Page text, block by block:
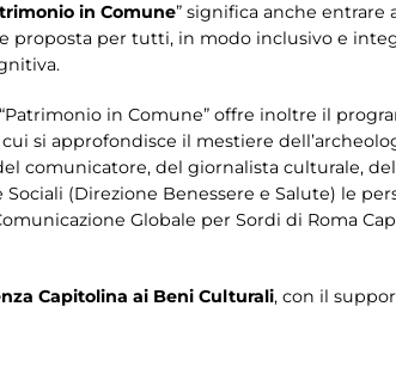
in Comune” significa anche
proposta per tutti, in modo inclusivo e
in Comune” offre inoltre il
si approfondisce il mestiere
comunicatore, del giornalista culturale,
(Direzione Benessere e Salute) le
Globale per Sordi di Roma
Capitolina ai Beni Culturali, con il